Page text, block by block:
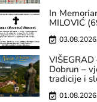
In
MILOVIĆ
03.08.2026.
Dobrun –
tradicije i
01.08.2026.